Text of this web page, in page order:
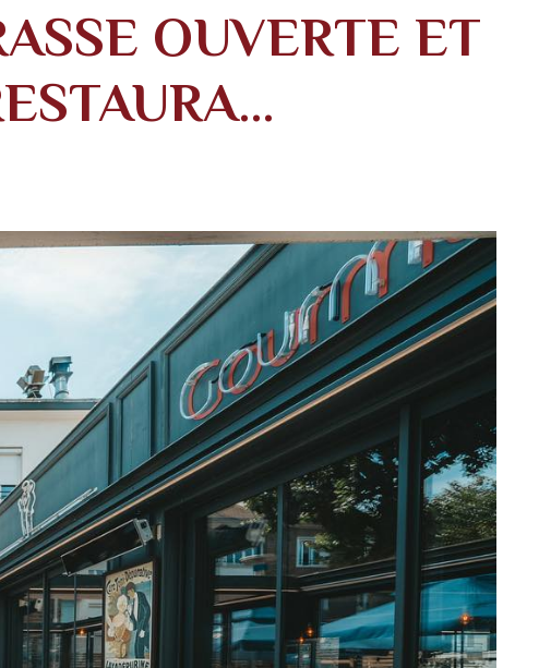
OUVERTE ET